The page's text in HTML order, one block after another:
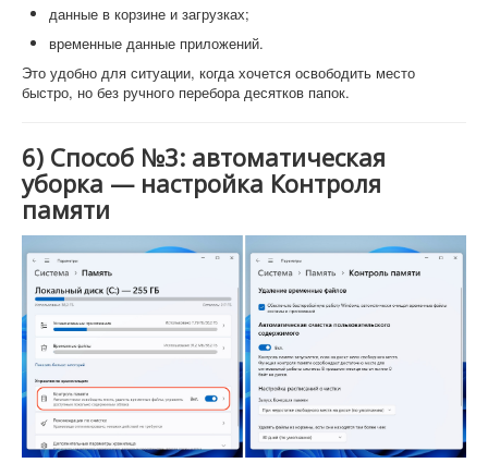
данные в корзине и загрузках;
временные данные приложений.
Это удобно для ситуации, когда хочется освободить место
быстро, но без ручного перебора десятков папок.
6) Способ №3: автоматическая
уборка — настройка Контроля
памяти